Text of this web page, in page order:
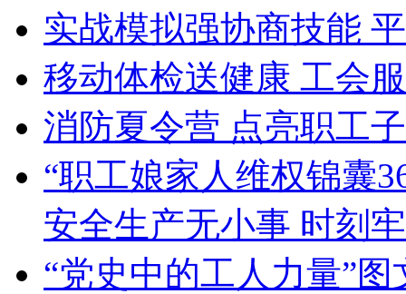
实战模拟强协商技能
移动体检送健康 工会
消防夏令营 点亮职工
“职工娘家人维权锦囊
安全生产无小事 时刻
“党史中的工人力量”